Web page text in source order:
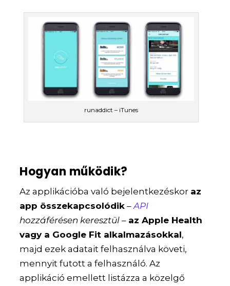
runaddict – iTunes
Hogyan működik?
Az applikációba való bejelentkezéskor az
app összekapcsolódik –API
hozzáférésen keresztül – az Apple Health
vagy a Google Fit alkalmazásokkal,
majd ezek adatait felhasználva követi,
mennyit futott a felhasználó. Az
applikáció emellett listázza a közelgő